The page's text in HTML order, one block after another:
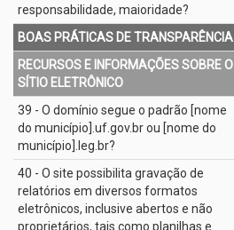
responsabilidade, maioridade?
BOAS PRÁTICAS DE TRANSPARÊNCIA
RECURSOS E INFORMAÇÕES SOBRE O
SÍTIO ELETRÔNICO
39 - O domínio segue o padrão [nome
do município].uf.gov.br ou [nome do
município].leg.br?
40 - O site possibilita gravação de
relatórios em diversos formatos
eletrônicos, inclusive abertos e não
proprietários, tais como planilhas e